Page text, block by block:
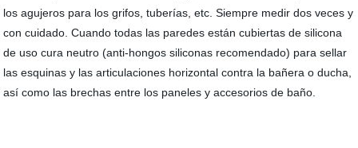
los agujeros para los grifos, tuberías, etc. Siempre medir dos veces y
con cuidado. Cuando todas las paredes están cubiertas de silicona
de uso cura neutro (anti-hongos siliconas recomendado) para sellar
las esquinas y las articulaciones horizontal contra la bañera o ducha,
así como las brechas entre los paneles y accesorios de baño.